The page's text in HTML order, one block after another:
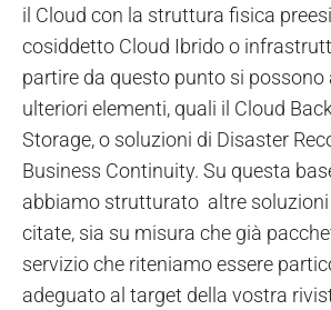
il Cloud con la struttura fisica
cosiddetto Cloud Ibrido o
partire da questo punto si possono
ulteriori elementi, quali il Cloud
Storage, o soluzioni di Disaster
Business Continuity. Su questa
abbiamo strutturato altre soluzioni
citate, sia su misura che già
servizio che riteniamo essere
adeguato al target della vostra